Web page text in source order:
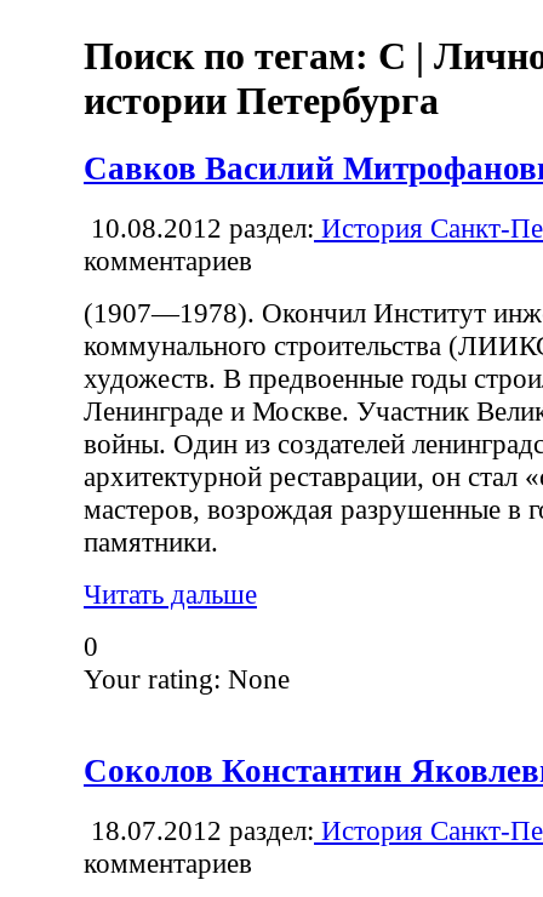
Поиск по тегам: С |
истории Петербурга
Савков Василий
10.08.2012 раздел: История Санкт-
комментариев
(1907—1978). Окончил Институт
коммунального строительства
художеств. В предвоенные годы
Ленинграде и Москве. Участник
войны. Один из создателей
архитектурной реставрации, он стал
мастеров, возрождая разрушенные в
памятники.
Читать дальше
0
Your rating: None
Соколов Константин
18.07.2012 раздел: История Санкт-
комментариев